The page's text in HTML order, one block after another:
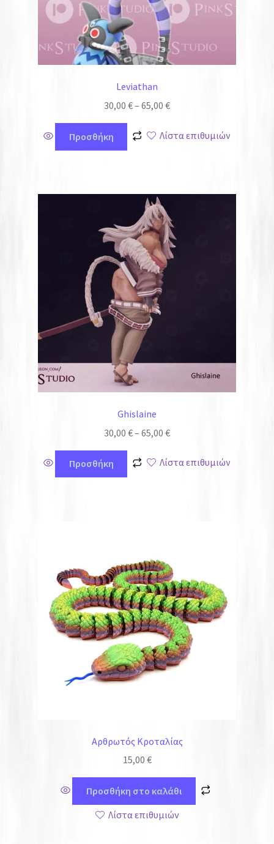
Leviathan
30,00 €– 65,00 €
Προσθήκη Λίστα επιθυμιών
Ghislaine
30,00 €– 65,00 €
Προσθήκη Λίστα επιθυμιών
Αρθρωτός Κροταλίας
15,00 €
Προσθήκη στο καλάθι
Λίστα επιθυμιών